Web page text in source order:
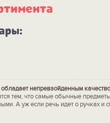
непревзойденным
тем, что самые обычные
А уж если речь идет о ручках и